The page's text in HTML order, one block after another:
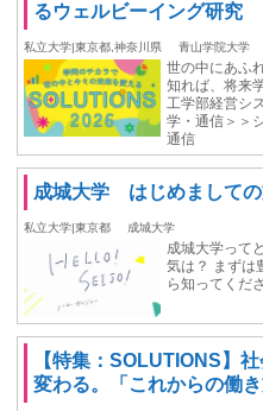
るウェルビーイング研究
私立大学|東京都,神奈川県 青山学院大学
世の中にあふ
知れば、将来
工学部経営シ
学・通信＞＞
通信
成城大学 はじめまして
私立大学|東京都 成城大学
成城大学って
気は？ まずは
ら知ってくだ
【特集：SOLUTIONS】
変わる。「これからの働